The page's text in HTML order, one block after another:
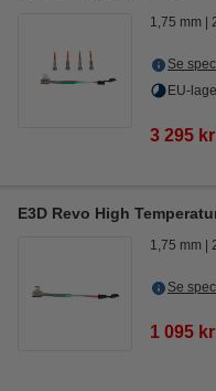
1,75 mm
Se
EU-
3 295 kr
E3D Revo High
1,75 mm
Se
1 095 kr